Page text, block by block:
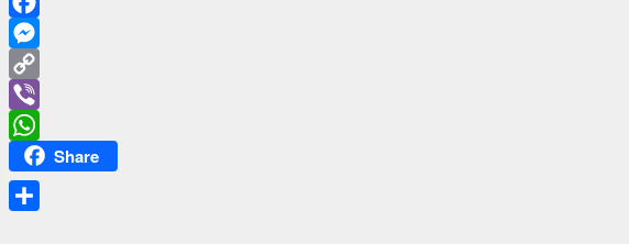
Facebook
Messenger
Copy
Link
Viber
WhatsAppShare